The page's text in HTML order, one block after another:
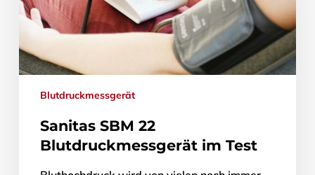
Blutdruckmessgerät
Sanitas SBM 22
Blutdruckmessgerät im Test